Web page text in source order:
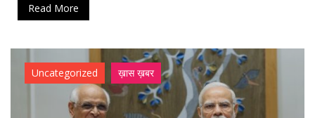
Read More
Uncategorized ख़ास ख़बर